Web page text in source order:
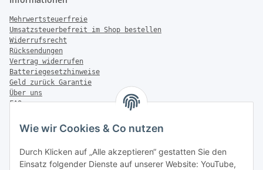
Wie wir Cookies & Co nutzen
Durch Klicken auf „Alle akzeptieren“ gestatten Sie den
Einsatz folgender Dienste auf unserer Website: YouTube,
Mehrwertsteuerfreie
Umsatzsteuerbefreit im Shop bestellen
Widerrufsrecht
Rücksendungen
Vertrag widerrufen
Batteriegesetzhinweise
Geld zurück Garantie
Über uns
FAQ
Zahlung & Versand